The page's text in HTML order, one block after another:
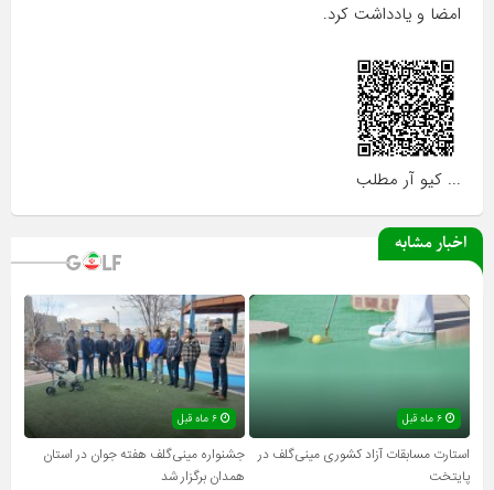
امضا و یادداشت کرد.
... کیو آر مطلب
اخبار مشابه
۶ ماه قبل
استارت مسابقات آزاد کشوری مینی‌گلف در
پایتخت
جشنواره مینی‌گلف هفته جوان در استان
همدان برگزار شد